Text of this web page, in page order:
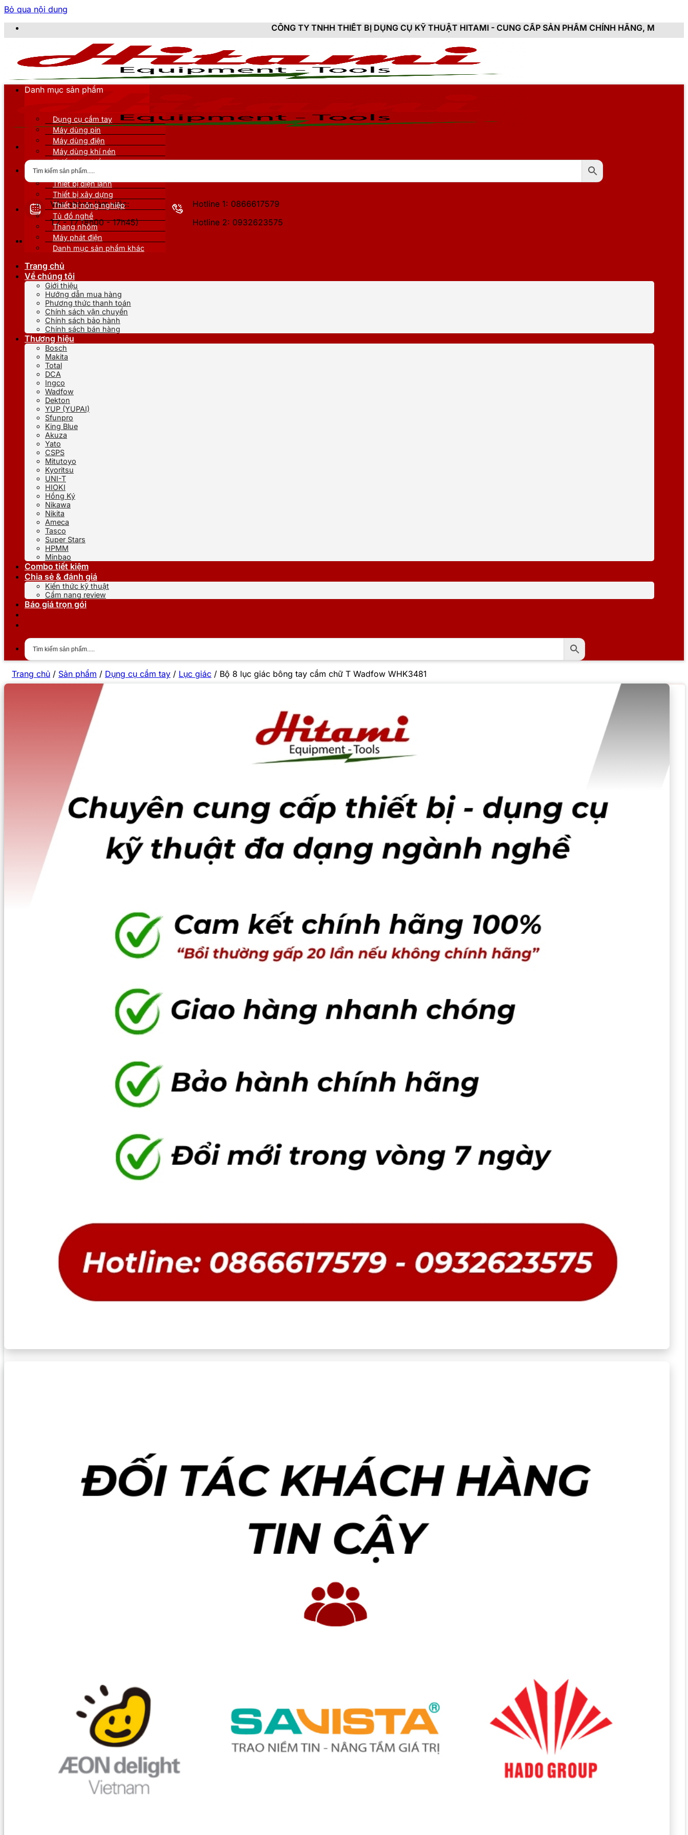
Bỏ qua nội dung
CÔNG TY TNHH THIẾT BỊ DỤNG CỤ KỸ THUẬT HITAMI - CUNG CẤP SẢN PHẨM CHÍNH HÃNG, MỚI 100%, ĐẦY ĐỦ
Văn phòng làm việc:
T2 - T7 (8h00 - 17h45)
Hotline 1: 0866617579
Hotline 2: 0932623575
Danh mục sản phẩm
Dụng cụ cầm tay
Máy dùng pin
Máy dùng điện
Máy dùng khí nén
Thiết bị đo kiểm
Thiết bị nâng đỡ
Thiết bị điện lạnh
Thiết bị xây dựng
Thiết bị nông nghiệp
Tủ đồ nghề
Thang nhôm
Máy phát điện
Danh mục sản phẩm khác
Trang chủ
Về chúng tôi
Giới thiệu
Hướng dẫn mua hàng
Phương thức thanh toán
Chính sách vận chuyển
Chính sách bảo hành
Chính sách bán hàng
Thương hiệu
Bosch
Makita
Total
DCA
Ingco
Wadfow
Dekton
YUP (YUPAI)
Sfunpro
King Blue
Akuza
Yato
CSPS
Mitutoyo
Kyoritsu
UNI-T
HIOKI
Hồng Ký
Nikawa
Nikita
Ameca
Tasco
Super Stars
HPMM
Minbao
Combo tiết kiệm
Chia sẻ & đánh giá
Kiến thức kỹ thuật
Cẩm nang review
Báo giá trọn gói
Trang chủ / Sản phẩm / Dụng cụ cầm tay / Lục giác / Bộ 8 lục giác bông tay cầm chữ T Wadfow WHK3481